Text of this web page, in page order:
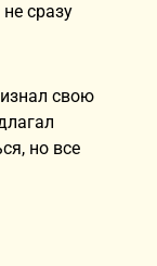
сразу
свою
но все